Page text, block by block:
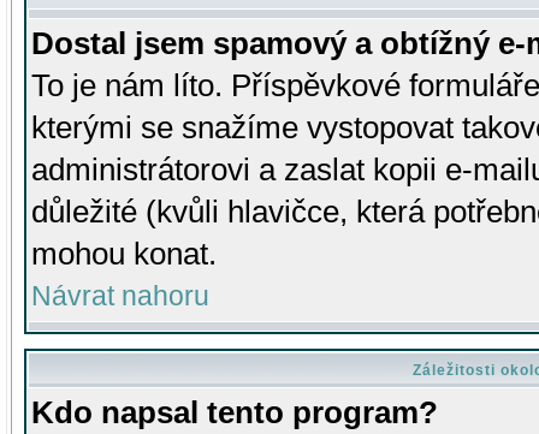
Dostal jsem spamový a obtížný
To je nám líto. Příspěvkové
kterými se snažíme vystopovat
administrátorovi a zaslat kopii e-
důležité (kvůli hlavičce, která
mohou konat.
Návrat nahoru
Záležitosti
Kdo napsal tento program?